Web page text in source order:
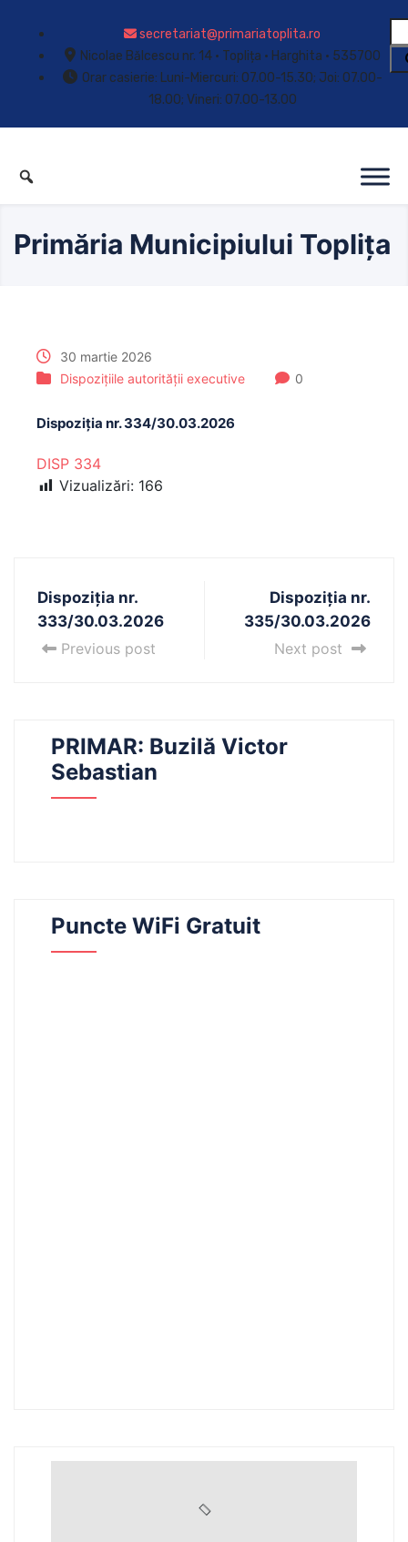
secretariat@primariatoplita.ro
Nicolae Bălcescu nr. 14 • Toplița • Harghita • 535700
Orar casierie: Luni-Miercuri: 07.00-15.30; Joi: 07.00-
18.00; Vineri: 07.00-13.00
Primăria Municipiului Toplița
30 martie 2026
Dispozițiile autorității executive
0
Dispoziția nr. 334/30.03.2026
DISP 334
Vizualizări: 166
Dispoziția nr.
333/30.03.2026
Previous post
Dispoziția nr.
335/30.03.2026
Next post
PRIMAR: Buzilă Victor
Sebastian
Puncte WiFi Gratuit